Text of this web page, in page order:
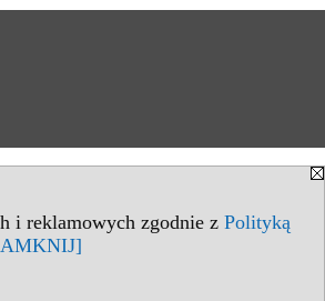
i reklamowych zgodnie z Polityką